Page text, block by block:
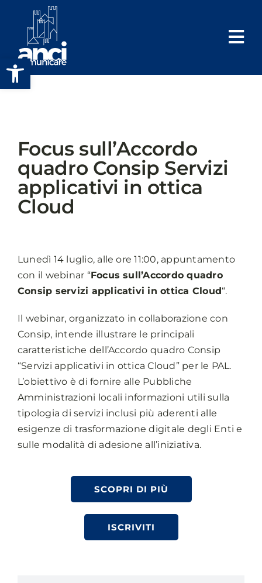
Apri la barra degli strumenti
contenuto
Focus sull’Accordo
quadro Consip Servizi
applicativi in ottica
Cloud
Lunedì 14 luglio, alle ore 11:00, appuntamento
con il webinar “Focus sull’Accordo quadro
Consip servizi applicativi in ottica Cloud“.
Il webinar, organizzato in collaborazione con
Consip, intende illustrare le principali
caratteristiche dell’Accordo quadro Consip
“Servizi applicativi in ottica Cloud” per le PAL.
L’obiettivo è di fornire alle Pubbliche
Amministrazioni locali informazioni utili sulla
tipologia di servizi inclusi più aderenti alle
esigenze di trasformazione digitale degli Enti e
sulle modalità di adesione all’iniziativa.
SCOPRI DI PIÙ
ISCRIVITI